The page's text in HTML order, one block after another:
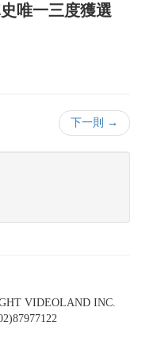
唯一三度獲選
下一則 →
VIDEOLAND INC.